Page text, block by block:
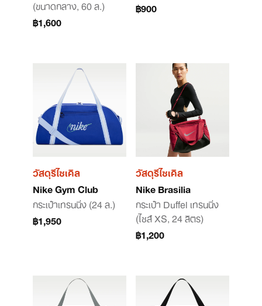
(ขนาดกลาง, 60 ล.)
฿1,600
฿900
วัสดุรีไซเคิล
Nike Gym Club
กระเป๋าเทรนนิ่ง (24 ล.)
฿1,950
วัสดุรีไซเคิล
Nike Brasilia
กระเป๋า Duffel เทรนนิ่ง
(ไซส์ XS, 24 ลิตร)
฿1,200